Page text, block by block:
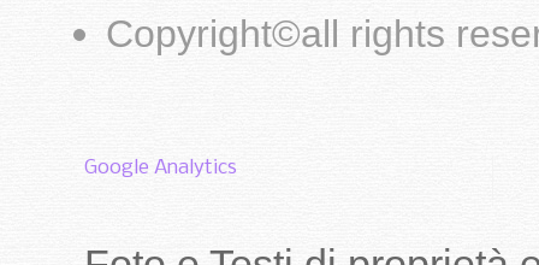
Copyright©all rights
Google Analytics